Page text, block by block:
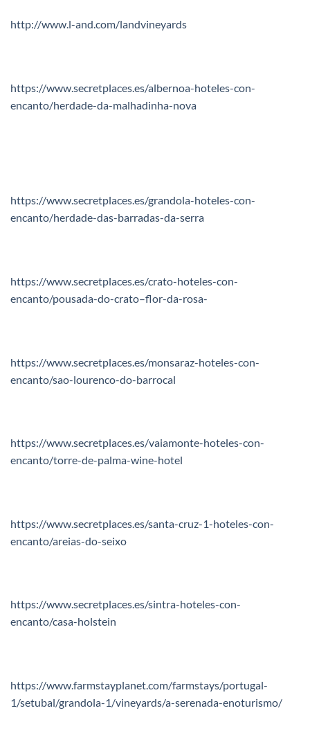
http://www.l-and.com/landvineyards
https://www.secretplaces.es/albernoa-hoteles-con-
encanto/herdade-da-malhadinha-nova
https://www.secretplaces.es/grandola-hoteles-con-
encanto/herdade-das-barradas-da-serra
https://www.secretplaces.es/crato-hoteles-con-
encanto/pousada-do-crato–flor-da-rosa-
https://www.secretplaces.es/monsaraz-hoteles-con-
encanto/sao-lourenco-do-barrocal
https://www.secretplaces.es/vaiamonte-hoteles-con-
encanto/torre-de-palma-wine-hotel
https://www.secretplaces.es/santa-cruz-1-hoteles-con-
encanto/areias-do-seixo
https://www.secretplaces.es/sintra-hoteles-con-
encanto/casa-holstein
https://www.farmstayplanet.com/farmstays/portugal-
1/setubal/grandola-1/vineyards/a-serenada-enoturismo/